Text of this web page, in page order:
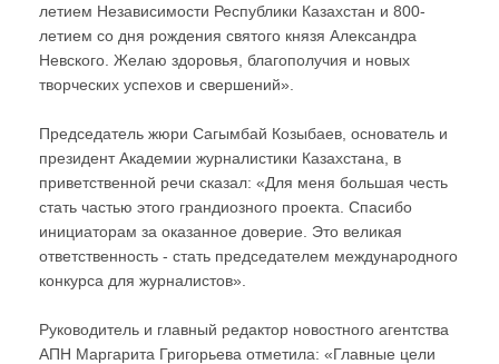
летием Независимости Республики Казахстан и 800-
летием со дня рождения святого князя Александра
Невского. Желаю здоровья, благополучия и новых
творческих успехов и свершений».
Председатель жюри Сагымбай Козыбаев, основатель и
президент Академии журналистики Казахстана, в
приветственной речи сказал: «Для меня большая честь
стать частью этого грандиозного проекта. Спасибо
инициаторам за оказанное доверие. Это великая
ответственность - стать председателем международного
конкурса для журналистов».
Руководитель и главный редактор новостного агентства
АПН Маргарита Григорьева отметила: «Главные цели